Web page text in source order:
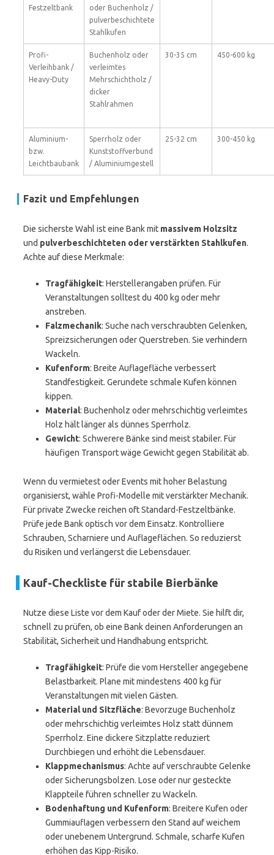
Festzeltbank
oder Buchenholz /
pulverbeschichtete
Stahlkufen
Profi-
Verleihbank /
Heavy-Duty
Buchenholz oder
verleimtes
Mehrschichtholz /
dicker
Stahlrahmen
30-35 cm 450-600 kg
Aluminium-
bzw.
Leichtbaubank
Sperrholz oder
Kunststoffverbund
/ Aluminiumgestell
25-32 cm 300-450 kg
Fazit und Empfehlungen
Die sicherste Wahl ist eine Bank mit massivem Holzsitz
und pulverbeschichteten oder verstärkten Stahlkufen.
Achte auf diese Merkmale:
Tragfähigkeit: Herstellerangaben prüfen. Für
Veranstaltungen solltest du 400 kg oder mehr
anstreben.
Falzmechanik: Suche nach verschraubten Gelenken,
Spreizsicherungen oder Querstreben. Sie verhindern
Wackeln.
Kufenform: Breite Auflagefläche verbessert
Standfestigkeit. Gerundete schmale Kufen können
kippen.
Material: Buchenholz oder mehrschichtig verleimtes
Holz hält länger als dünnes Sperrholz.
Gewicht: Schwerere Bänke sind meist stabiler. Für
häufigen Transport wäge Gewicht gegen Stabilität ab.
Wenn du vermietest oder Events mit hoher Belastung
organisierst, wähle Profi-Modelle mit verstärkter Mechanik.
Für private Zwecke reichen oft Standard-Festzeltbänke.
Prüfe jede Bank optisch vor dem Einsatz. Kontrolliere
Schrauben, Scharniere und Auflageflächen. So reduzierst
du Risiken und verlängerst die Lebensdauer.
Kauf-Checkliste für stabile Bierbänke
Nutze diese Liste vor dem Kauf oder der Miete. Sie hilft dir,
schnell zu prüfen, ob eine Bank deinen Anforderungen an
Stabilität, Sicherheit und Handhabung entspricht.
Tragfähigkeit: Prüfe die vom Hersteller angegebene
Belastbarkeit. Plane mit mindestens 400 kg für
Veranstaltungen mit vielen Gästen.
Material und Sitzfläche: Bevorzuge Buchenholz
oder mehrschichtig verleimtes Holz statt dünnem
Sperrholz. Eine dickere Sitzplatte reduziert
Durchbiegen und erhöht die Lebensdauer.
Klappmechanismus: Achte auf verschraubte Gelenke
oder Sicherungsbolzen. Lose oder nur gesteckte
Klappteile führen schneller zu Wackeln.
Bodenhaftung und Kufenform: Breitere Kufen oder
Gummiauflagen verbessern den Stand auf weichem
oder unebenem Untergrund. Schmale, scharfe Kufen
erhöhen das Kipp-Risiko.